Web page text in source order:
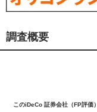
調査概要
このiDeCo 証券会社（FP評価